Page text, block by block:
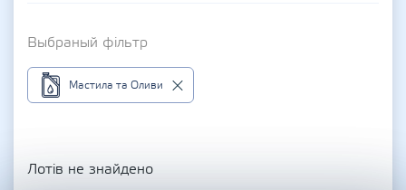
Выбраный фільтр
Мастила та Оливи
Лотів не знайдено